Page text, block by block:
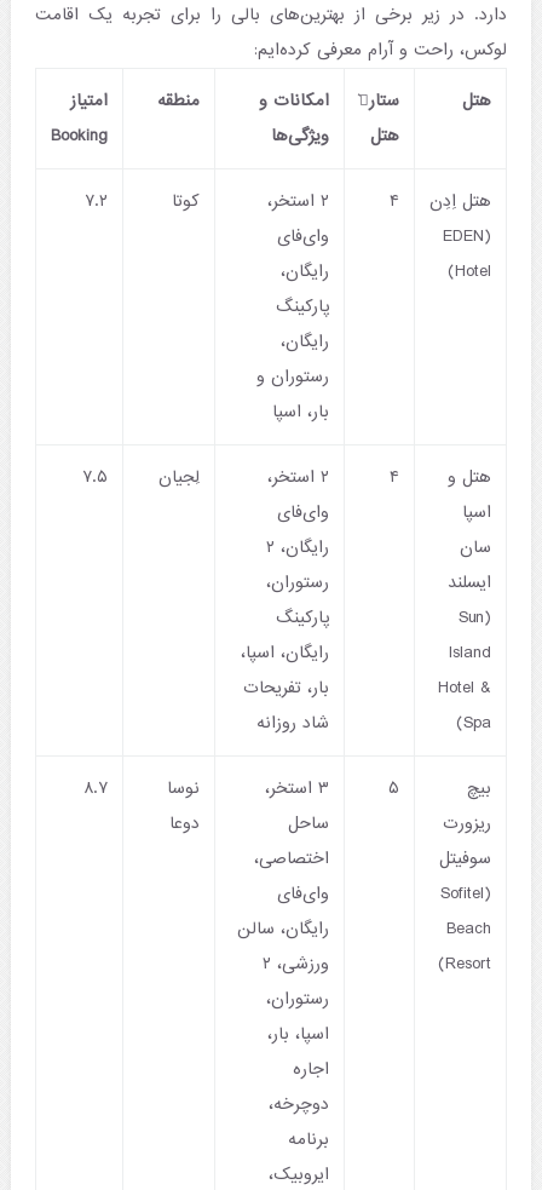
دارد. در زیر برخی از بهترین‌های بالی را برای تجربه یک اقامت
لوکس، راحت و آرام معرفی کرده‌ایم:
هتل
ستاره͛
هتل
امکانات و
ویژگی‌ها
منطقه
امتیاز
Booking
هتل اِدِن
(EDEN
Hotel)
۴
۲ استخر،
وای‌فای
رایگان،
پارکینگ
رایگان،
رستوران و
بار، اسپا
کوتا ۷.۲
هتل و
اسپا
سان
ایسلند
(Sun
Island
Hotel &
Spa)
۴
۲ استخر،
وای‌فای
رایگان، ۲
رستوران،
پارکینگ
رایگان، اسپا،
بار، تفریحات
شاد روزانه
لِجیان ۷.۵
بیچ
ریزورت
سوفیتل
(Sofitel
Beach
Resort)
۵
۳ استخر،
ساحل
اختصاصی،
وای‌فای
رایگان، سالن
ورزشی، ۲
رستوران،
اسپا، بار،
اجاره
دوچرخه،
برنامه
ایروبیک،
نوسا
دوعا
۸.۷